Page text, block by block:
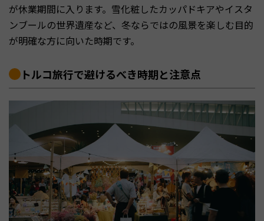
が休業期間に入ります。雪化粧したカッパドキアやイスタ
ンブールの世界遺産など、冬ならではの風景を楽しむ目的
が明確な方に向いた時期です。
トルコ旅行で避けるべき時期と注意点